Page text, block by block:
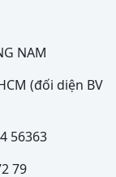
NAM
(đối diện BV
56363
79